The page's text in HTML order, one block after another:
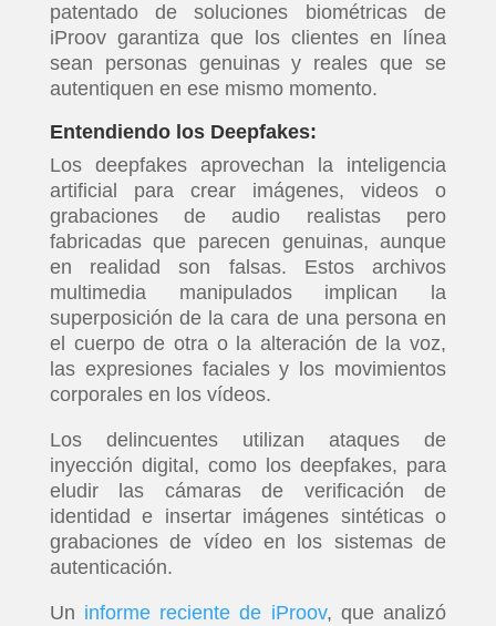
patentado de soluciones biométricas de
iProov garantiza que los clientes en línea
sean personas genuinas y reales que se
autentiquen en ese mismo momento.
Entendiendo los Deepfakes:
Los deepfakes aprovechan la inteligencia
artificial para crear imágenes, videos o
grabaciones de audio realistas pero
fabricadas que parecen genuinas, aunque
en realidad son falsas. Estos archivos
multimedia manipulados implican la
superposición de la cara de una persona en
el cuerpo de otra o la alteración de la voz,
las expresiones faciales y los movimientos
corporales en los vídeos.
Los delincuentes utilizan ataques de
inyección digital, como los deepfakes, para
eludir las cámaras de verificación de
identidad e insertar imágenes sintéticas o
grabaciones de vídeo en los sistemas de
autenticación.
Un informe reciente de iProov, que analizó